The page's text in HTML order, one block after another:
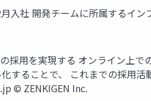
入社 開発チームに所属するイ
採用を実現する オンライン上で
することで、 これまでの採用
© ZENKIGEN Inc.